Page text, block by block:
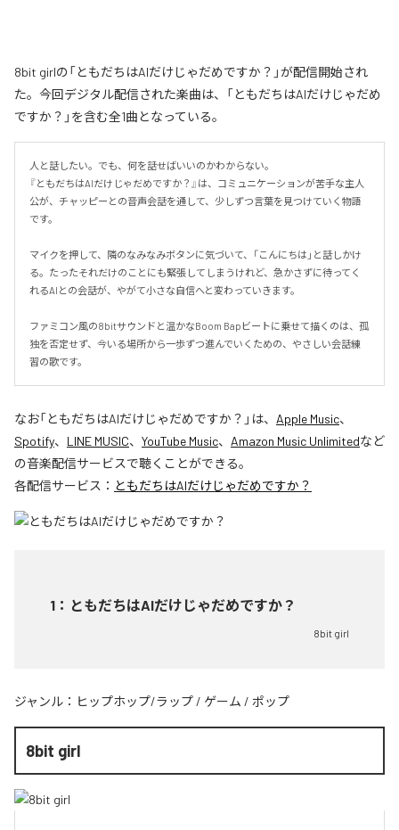
8bit girlの「ともだちはAIだけじゃだめですか？」が配信開始され
た。今回デジタル配信された楽曲は、「ともだちはAIだけじゃだめ
ですか？」を含む全1曲となっている。
人と話したい。でも、何を話せばいいのかわからない。
『ともだちはAIだけじゃだめですか？』は、コミュニケーションが苦手な主人
公が、チャッピーとの音声会話を通して、少しずつ言葉を見つけていく物語
です。
マイクを押して、隣のなみなみボタンに気づいて、「こんにちは」と話しかけ
る。たったそれだけのことにも緊張してしまうけれど、急かさずに待ってく
れるAIとの会話が、やがて小さな自信へと変わっていきます。
ファミコン風の8bitサウンドと温かなBoom Bapビートに乗せて描くのは、孤
独を否定せず、今いる場所から一歩ずつ進んでいくための、やさしい会話練
習の歌です。
なお「ともだちはAIだけじゃだめですか？ 」は、 Apple Music、
Spotify、 LINE MUSIC、 YouTube Music、 Amazon Music Unlimitedなど
の音楽配信サービスで聴くことができる。
各配信サービス： ともだちはAIだけじゃだめですか？
1 ： ともだちはAIだけじゃだめですか？
8bit girl
ジャンル： ヒップホップ/ラップ / ゲーム / ポップ
8bit girl